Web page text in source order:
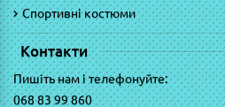
Спортивні костюми
Контакти
Пишіть нам і телефонуйте:
068 83 99 860